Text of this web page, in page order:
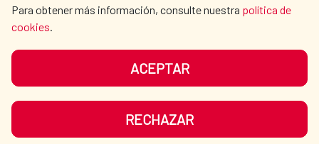
Para obtener más información, consulte nuestra política de
cookies.
ACEPTAR
RECHAZAR
DATA PROTECTION
COOKIE POLICY
BROWSING GUIDE
SITEMAP